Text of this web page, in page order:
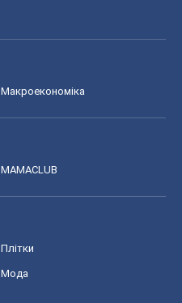
Макроекономіка
MAMACLUB
Плітки
Мода